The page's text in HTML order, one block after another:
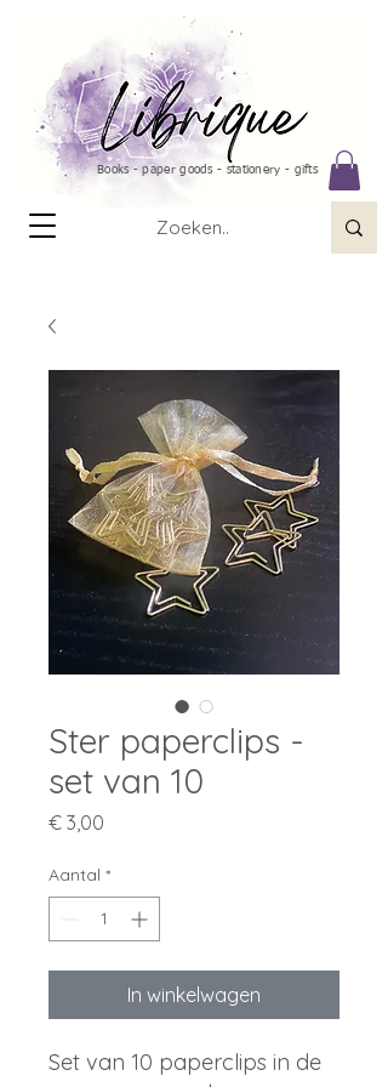
Books - paper goods - stationery - gifts
Ster paperclips -
set van 10
€ 3,00
Aantal *
In winkelwagen
Set van 10 paperclips in de